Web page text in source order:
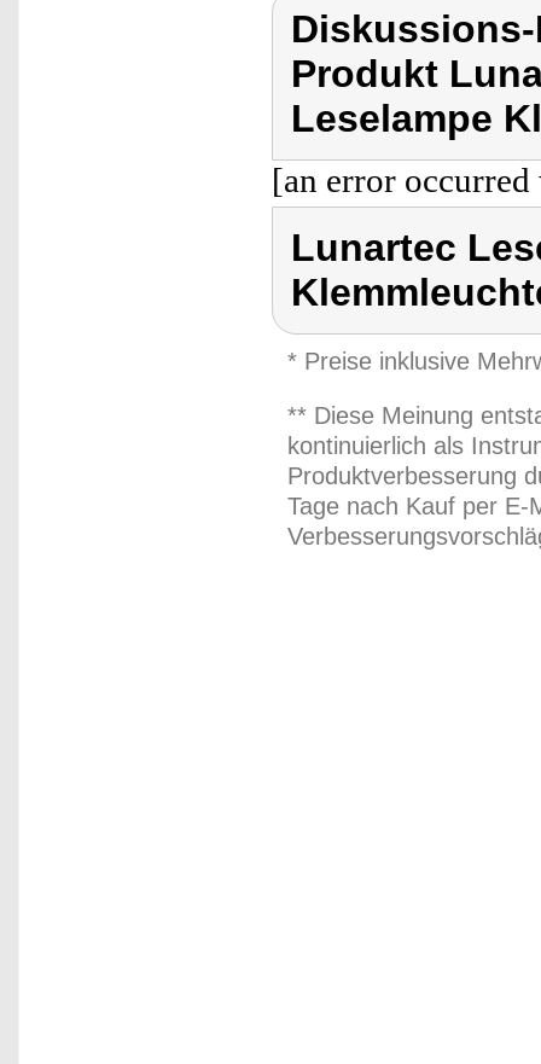
Produkt
Leselampe
[an error
Lunartec
* Preise inklusive
** Diese Meinung
kontinuierlich als
Produktverbesserung
Tage nach Kauf per E-